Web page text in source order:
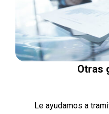
Otras
Le ayudamos a